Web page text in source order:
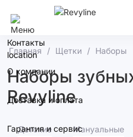
Контакты
О компании
Доставка и оплата
Гарантия и сервис
Главная Щетки Наборы
Наборы
Revyline
Детские Мануальные